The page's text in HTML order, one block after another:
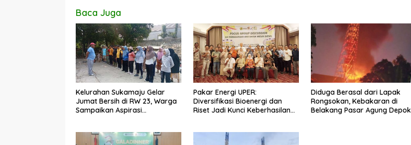
Baca Juga
Kelurahan Sukamaju Gelar
Jumat Bersih di RW 23, Warga
Sampaikan Aspirasi
Pakar Energi UPER:
Diversifikasi Bioenergi dan
Riset Jadi Kunci Keberhasilan
Diduga Berasal dari Lapak
Rongsokan, Kebakaran di
Belakang Pasar Agung Depok